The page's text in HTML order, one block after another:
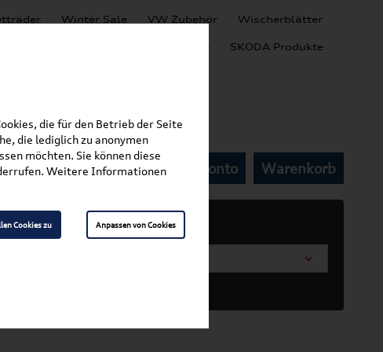
Winter Sale VW Zubehör Wischerblätter
SEAT Produkte SKODA Produkte
Mein Kundenkonto Warenkorb
die für den Betrieb der Seite
die lediglich zu anonymen
möchten. Sie können diese
Weitere Informationen
Cookies zu Anpassen von Cookies